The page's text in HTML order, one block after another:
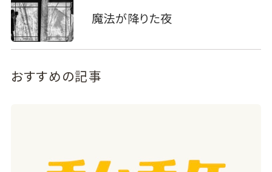
魔法が降りた夜
おすすめの記事